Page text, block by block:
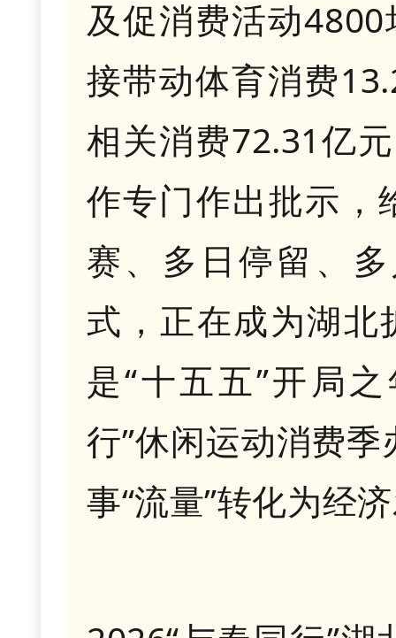
及促消费活动
接带动体育消费
相关消费72.31亿
作专门作出批示，
赛、多日停留、
式，正在成为湖北
是“十五五”开局
行”休闲运动消费
事“流量”转化为经